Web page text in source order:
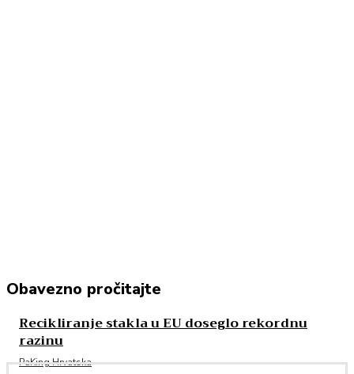
Obavezno pročitajte
Recikliranje stakla u EU doseglo rekordnu
razinu
PaKing Hrvatska